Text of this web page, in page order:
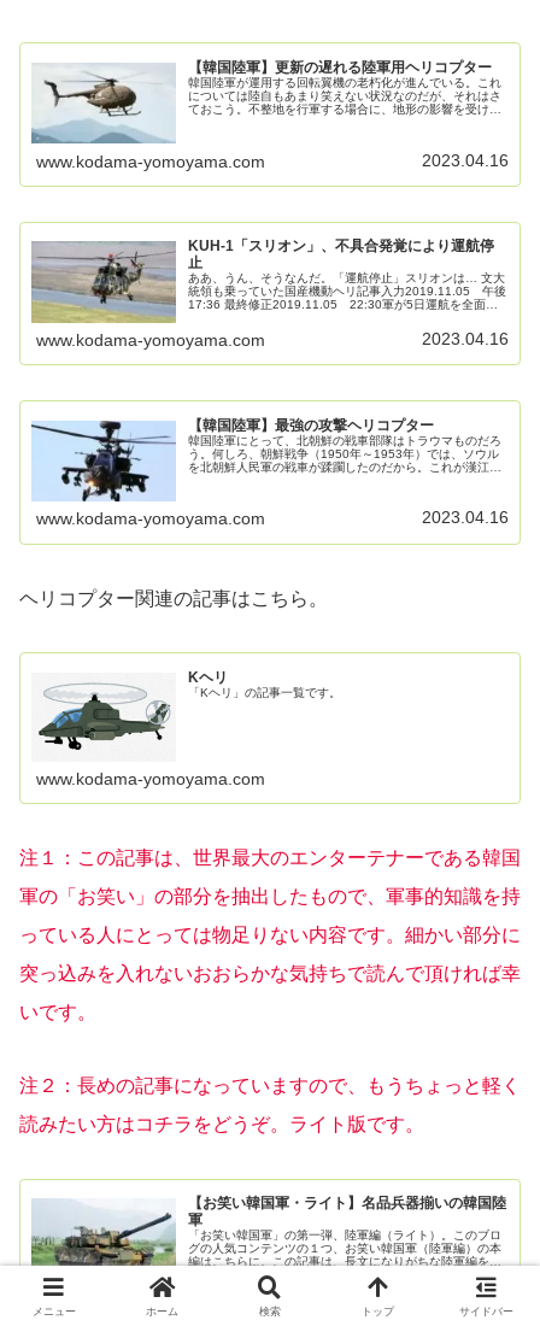
【韓国陸軍】更新の遅れる陸軍用ヘリコプター
韓国陸軍が運用する回転翼機の老朽化が進んでいる。これ
については陸自もあまり笑えない状況なのだが、それはさ
ておこう。不整地を行軍する場合に、地形の影響を受けに
www.kodama-yomoyama.com 2023.04.16
KUH-1「スリオン」、不具合発覚により運航停
止
ああ、うん、そうなんだ。「運航停止」スリオンは… 文大
統領も乗っていた国産機動ヘリ記事入力2019.11.05 午後
17:36 最終修正2019.11.05 22:30軍が5日運航を全面中
www.kodama-yomoyama.com 2023.04.16
【韓国陸軍】最強の攻撃ヘリコプター
韓国陸軍にとって、北朝鮮の戦車部隊はトラウマものだろ
う。何しろ、朝鮮戦争（1950年～1953年）では、ソウル
を北朝鮮人民軍の戦車が蹂躙したのだから。これが漢江人
www.kodama-yomoyama.com 2023.04.16
ヘリコプター関連の記事はこちら。
Kヘリ
「Kヘリ」の記事一覧です。
www.kodama-yomoyama.com
注１：この記事は、世界最大のエンターテナーである韓国
軍の「お笑い」の部分を抽出したもので、軍事的知識を持
っている人にとっては物足りない内容です。細かい部分に
突っ込みを入れないおおらかな気持ちで読んで頂ければ幸
いです。
注２：長めの記事になっていますので、もうちょっと軽く
読みたい方はコチラをどうぞ。ライト版です。
【お笑い韓国軍・ライト】名品兵器揃いの韓国陸
軍
「お笑い韓国軍」の第一弾、陸軍編（ライト）。このブロ
グの人気コンテンツの１つ、お笑い韓国軍（陸軍編）の本
編はこちらに。この記事は、長文になりがちな陸軍編を
「気軽に読める形」に再構成したライト版である。韓国軍
の装備は、近年急速な近代化が進んで...
www.kodama-yomoyama.com 2023.04.15
メニュー ホーム 検索 トップ サイドバー